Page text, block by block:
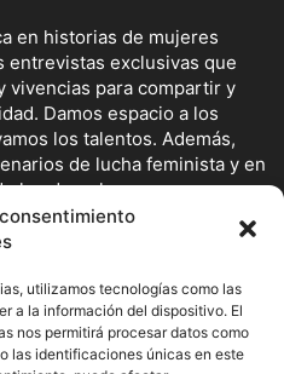
en historias de mujeres
entrevistas exclusivas que
vivencias para compartir y
Damos espacio a los
los talentos. Además,
de lucha feminista y en
los derechos.
utilizamos tecnologías como las
a la información del dispositivo. El
nos permitirá procesar datos como
las identificaciones únicas en este